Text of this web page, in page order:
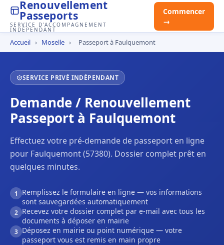
Renouvellement
Passeports
SERVICE D'ACCOMPAGNEMENT
INDÉPENDANT
Commencer
→
Accueil › Moselle › Passeport à Faulquemont
SERVICE PRIVÉ INDÉPENDANT
Demande / Renouvellement
Passeport à Faulquemont
Effectuez votre pré-demande de passeport en ligne
pour Faulquemont (57380). Dossier complet prêt en
quelques minutes.
1
Remplissez le formulaire en ligne — vos informations
sont sauvegardées automatiquement
2 Recevez votre dossier complet par e-mail avec tous les
documents à déposer en mairie
3 Déposez en mairie ou point numérique — votre
passeport vous est remis en main propre